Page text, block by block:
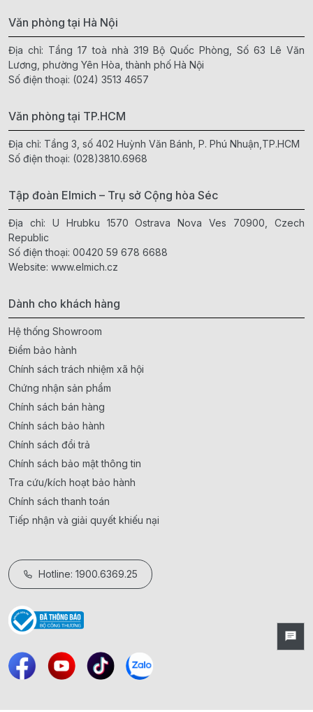
Văn phòng tại Hà Nội
Địa chỉ: Tầng 17 toà nhà 319 Bộ Quốc Phòng, Số 63 Lê Văn
Lương, phường Yên Hòa, thành phố Hà Nội
Số điện thoại: (024) 3513 4657
Văn phòng tại TP.HCM
Địa chỉ: Tầng 3, số 402 Huỳnh Văn Bánh, P. Phú Nhuận,TP.HCM
Số điện thoại: (028)3810.6968
Tập đoàn Elmich – Trụ sở Cộng hòa Séc
Địa chỉ: U Hrubku 1570 Ostrava Nova Ves 70900, Czech
Republic
Số điện thoại: 00420 59 678 6688
Website: www.elmich.cz
Dành cho khách hàng
Hệ thống Showroom
Điểm bảo hành
Chính sách trách nhiệm xã hội
Chứng nhận sản phẩm
Chính sách bán hàng
Chính sách bảo hành
Chính sách đổi trả
Chính sách bảo mật thông tin
Tra cứu/kích hoạt bảo hành
Chính sách thanh toán
Tiếp nhận và giải quyết khiếu nại
Hotline: 1900.6369.25